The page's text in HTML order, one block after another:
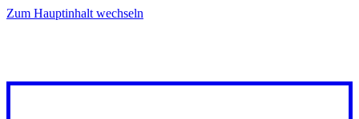
Zum Hauptinhalt wechseln